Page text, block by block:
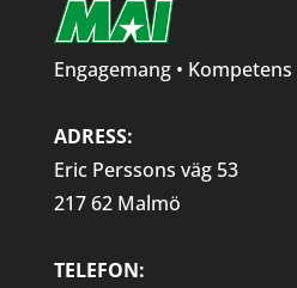
Engagemang •
ADRESS:
Eric Perssons väg 53
217 62 Malmö
TELEFON: